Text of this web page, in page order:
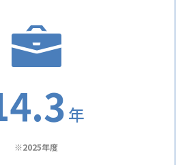
年
※2025年度